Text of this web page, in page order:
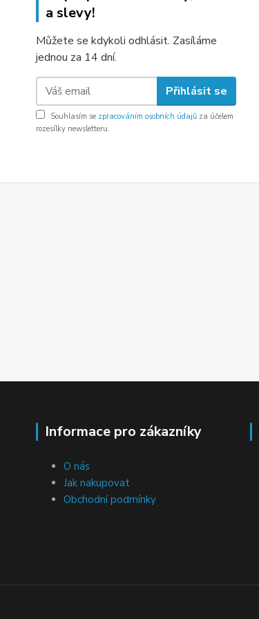
a slevy!
Můžete se kdykoli odhlásit. Zasíláme
jednou za 14 dní.
Přihlásit se
Souhlasím se zpracováním osobních údajů za účelem
rozesílky newsletteru.
Informace pro zákazníky
O nás
Jak nakupovat
Obchodní podmínky